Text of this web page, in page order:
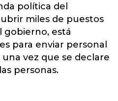
política del
miles de puestos
gobierno, está
para enviar personal
vez que se declare
personas.